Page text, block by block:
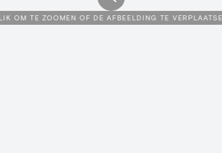
OM TE ZOOMEN OF DE AFBEELDING TE